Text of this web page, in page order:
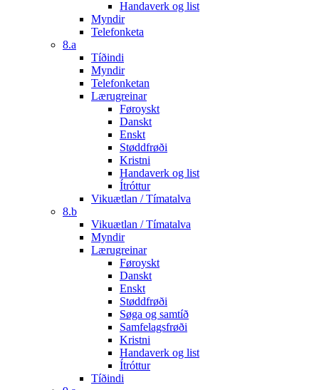
Handaverk og list
Myndir
Telefonketa
8.a
Tíðindi
Myndir
Telefonketan
Lærugreinar
Føroyskt
Danskt
Enskt
Støddfrøði
Kristni
Handaverk og list
Ítróttur
Vikuætlan / Tímatalva
8.b
Vikuætlan / Tímatalva
Myndir
Lærugreinar
Føroyskt
Danskt
Enskt
Støddfrøði
Søga og samtíð
Samfelagsfrøði
Kristni
Handaverk og list
Ítróttur
Tíðindi